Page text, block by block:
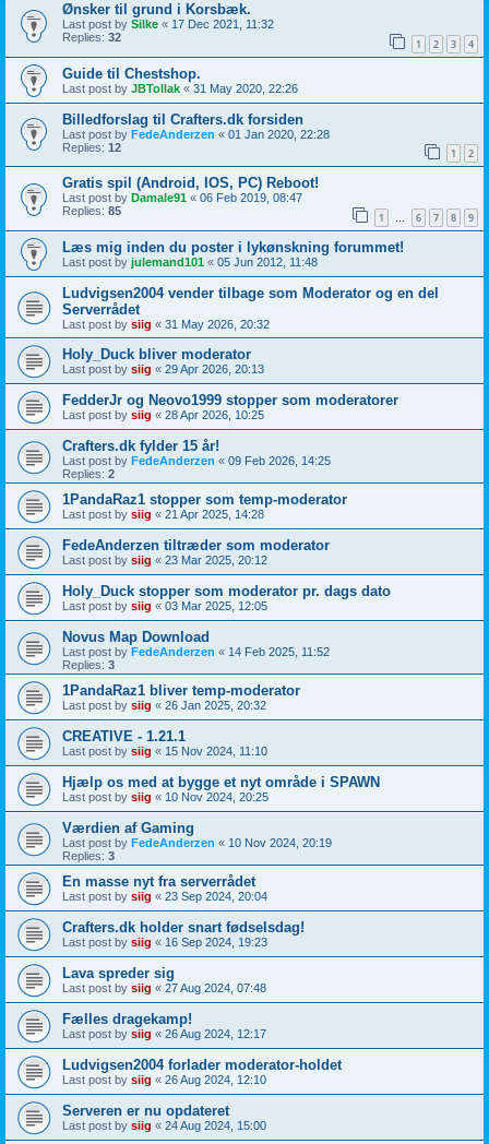
Ønsker til grund i Korsbæk.
Last post by Silke « 17 Dec 2021, 11:32
Replies: 32 1 2 3 4
Guide til Chestshop.
Last post by JBTollak « 31 May 2020, 22:26
Billedforslag til Crafters.dk forsiden
Last post by FedeAnderzen « 01 Jan 2020, 22:28
Replies: 12 1 2
Gratis spil (Android, IOS, PC) Reboot!
Last post by Damale91 « 06 Feb 2019, 08:47
Replies: 85 1 … 6 7 8 9
Læs mig inden du poster i lykønskning forummet!
Last post by julemand101 « 05 Jun 2012, 11:48
Ludvigsen2004 vender tilbage som Moderator og en del
Serverrådet
Last post by siig « 31 May 2026, 20:32
Holy_Duck bliver moderator
Last post by siig « 29 Apr 2026, 20:13
FedderJr og Neovo1999 stopper som moderatorer
Last post by siig « 28 Apr 2026, 10:25
Crafters.dk fylder 15 år!
Last post by FedeAnderzen « 09 Feb 2026, 14:25
Replies: 2
1PandaRaz1 stopper som temp-moderator
Last post by siig « 21 Apr 2025, 14:28
FedeAnderzen tiltræder som moderator
Last post by siig « 23 Mar 2025, 20:12
Holy_Duck stopper som moderator pr. dags dato
Last post by siig « 03 Mar 2025, 12:05
Novus Map Download
Last post by FedeAnderzen « 14 Feb 2025, 11:52
Replies: 3
1PandaRaz1 bliver temp-moderator
Last post by siig « 26 Jan 2025, 20:32
CREATIVE - 1.21.1
Last post by siig « 15 Nov 2024, 11:10
Hjælp os med at bygge et nyt område i SPAWN
Last post by siig « 10 Nov 2024, 20:25
Værdien af Gaming
Last post by FedeAnderzen « 10 Nov 2024, 20:19
Replies: 3
En masse nyt fra serverrådet
Last post by siig « 23 Sep 2024, 20:04
Crafters.dk holder snart fødselsdag!
Last post by siig « 16 Sep 2024, 19:23
Lava spreder sig
Last post by siig « 27 Aug 2024, 07:48
Fælles dragekamp!
Last post by siig « 26 Aug 2024, 12:17
Ludvigsen2004 forlader moderator-holdet
Last post by siig « 26 Aug 2024, 12:10
Serveren er nu opdateret
Last post by siig « 24 Aug 2024, 15:00